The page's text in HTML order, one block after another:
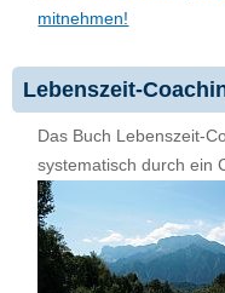
mitnehmen!
Lebenszeit-
Das Buch Lebenszeit-
systematisch durch ein